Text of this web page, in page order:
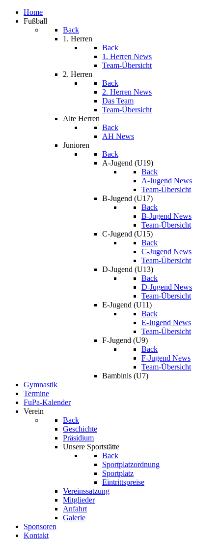
Home
Fußball
Back
1. Herren
Back
1. Herren News
Team-Übersicht
2. Herren
Back
2. Herren News
Das Team
Team-Übersicht
Alte Herren
Back
AH News
Junioren
Back
A-Jugend (U19)
Back
A-Jugend News
Team-Übersicht
B-Jugend (U17)
Back
B-Jugend News
Team-Übersicht
C-Jugend (U15)
Back
C-Jugend News
Team-Übersicht
D-Jugend (U13)
Back
D-Jugend News
Team-Übersicht
E-Jugend (U11)
Back
E-Jugend News
Team-Übersicht
F-Jugend (U9)
Back
F-Jugend News
Team-Übersicht
Bambinis (U7)
Gymnastik
Termine
FuPa-Kalender
Verein
Back
Geschichte
Präsidium
Unsere Sportstätte
Back
Sportplatzordnung
Sportplatz
Eintrittspreise
Vereinssatzung
Mitglieder
Anfahrt
Galerie
Sponsoren
Kontakt